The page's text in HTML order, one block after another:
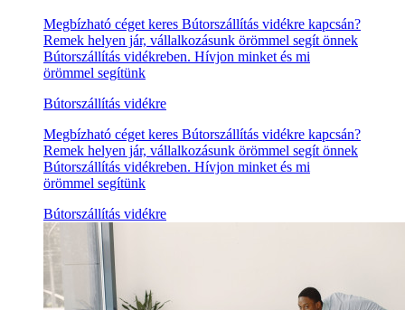
Megbízható céget keres Bútorszállítás vidékre kapcsán?
Remek helyen jár, vállalkozásunk örömmel segít önnek
Bútorszállítás vidékreben. Hívjon minket és mi
örömmel segítünk
Bútorszállítás vidékre
Megbízható céget keres Bútorszállítás vidékre kapcsán?
Remek helyen jár, vállalkozásunk örömmel segít önnek
Bútorszállítás vidékreben. Hívjon minket és mi
örömmel segítünk
Bútorszállítás vidékre